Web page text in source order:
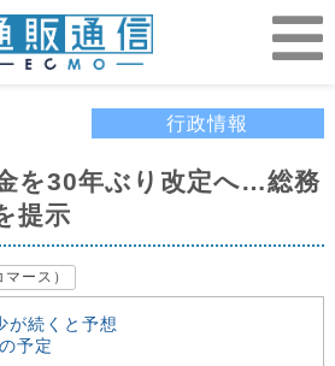
行政情報
を30年ぶり改定へ…総務
提示
ース）
が続くと予想
予定